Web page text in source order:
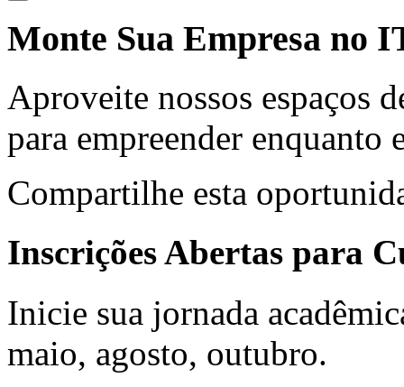
Monte Sua Empresa no
Aproveite nossos espaços
para empreender enquanto
Compartilhe esta
Inscrições Abertas para
Inicie sua jornada
maio, agosto, outubro.